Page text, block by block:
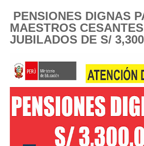
PENSIONES DIGNAS
MAESTROS
JUBILADOS DE S/